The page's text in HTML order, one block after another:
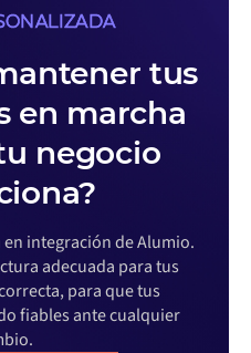
tus
en marcha
negocio
integración de Alumio.
adecuada para tus
para que tus
fiables ante cualquier